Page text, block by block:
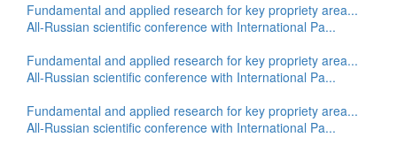
Fundamental and applied research for key propriety area...
All-Russian scientific conference with International Pa...
Fundamental and applied research for key propriety area...
All-Russian scientific conference with International Pa...
Fundamental and applied research for key propriety area...
All-Russian scientific conference with International Pa...